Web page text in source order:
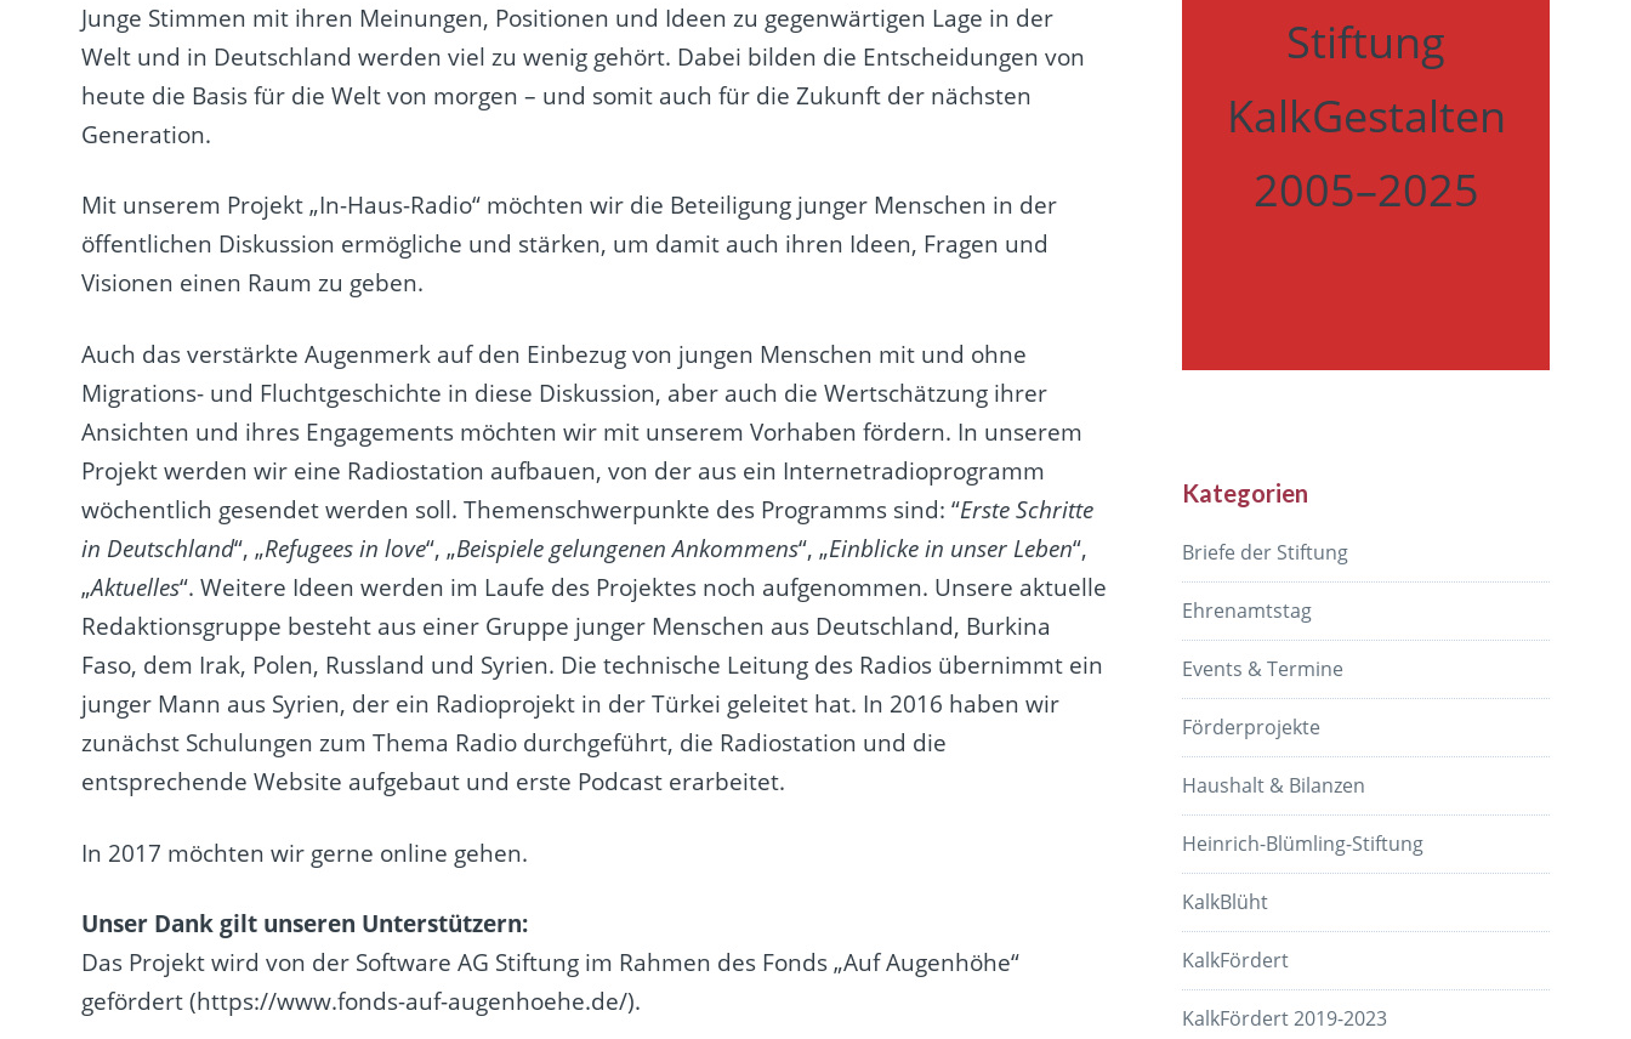
Junge Stimmen mit ihren Meinungen, Positionen und Ideen zu gegenwärtigen Lage in der
Welt und in Deutschland werden viel zu wenig gehört. Dabei bilden die Entscheidungen von
heute die Basis für die Welt von morgen – und somit auch für die Zukunft der nächsten
Generation.
Mit unserem Projekt „In-Haus-Radio“ möchten wir die Beteiligung junger Menschen in der
öffentlichen Diskussion ermögliche und stärken, um damit auch ihren Ideen, Fragen und
Visionen einen Raum zu geben.
Auch das verstärkte Augenmerk auf den Einbezug von jungen Menschen mit und ohne
Migrations- und Fluchtgeschichte in diese Diskussion, aber auch die Wertschätzung ihrer
Ansichten und ihres Engagements möchten wir mit unserem Vorhaben fördern. In unserem
Projekt werden wir eine Radiostation aufbauen, von der aus ein Internetradioprogramm
wöchentlich gesendet werden soll. Themenschwerpunkte des Programms sind: “Erste Schritte
in Deutschland“, „Refugees in love“, „Beispiele gelungenen Ankommens“, „Einblicke in unser Leben“,
„Aktuelles“. Weitere Ideen werden im Laufe des Projektes noch aufgenommen. Unsere aktuelle
Redaktionsgruppe besteht aus einer Gruppe junger Menschen aus Deutschland, Burkina
Faso, dem Irak, Polen, Russland und Syrien. Die technische Leitung des Radios übernimmt ein
junger Mann aus Syrien, der ein Radioprojekt in der Türkei geleitet hat. In 2016 haben wir
zunächst Schulungen zum Thema Radio durchgeführt, die Radiostation und die
entsprechendeWebsite aufgebaut und erste Podcast erarbeitet.
In 2017 möchten wir gerne online gehen.
Unser Dank gilt unseren Unterstützern:
Das Projekt wird von der Software AG Stiftung im Rahmen des Fonds „Auf Augenhöhe“
gefördert (https://www.fonds-auf-augenhoehe.de/).
Stiftung
KalkGestalten
2005–2025
Kategorien
Briefe der Stiftung
Ehrenamtstag
Events & Termine
Förderprojekte
Haushalt & Bilanzen
Heinrich-Blümling-Stiftung
KalkBlüht
KalkFördert
KalkFördert 2019-2023